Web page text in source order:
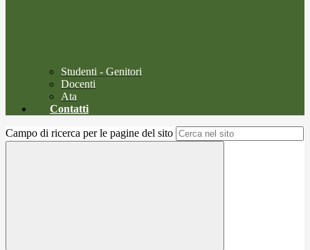
Studenti - Genitori
Docenti
Ata
Contatti
Campo di ricerca per le pagine del sito